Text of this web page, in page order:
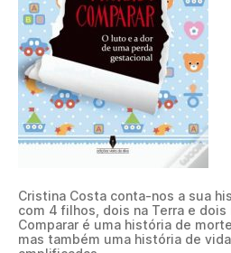
Cristina Costa conta-nos a sua
com 4 filhos, dois na Terra e dois
Comparar é uma história de
mas também uma história de